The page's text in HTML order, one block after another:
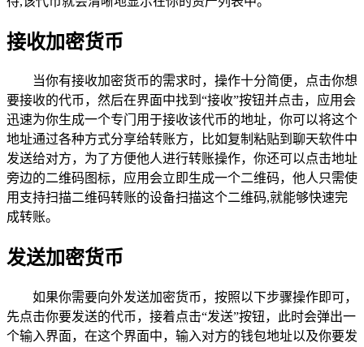
接收加密货币
当你有接收加密货币的需求时，操作十分简便，点击你想
要接收的代币，然后在界面中找到“接收”按钮并点击，应用会
迅速为你生成一个专门用于接收该代币的地址，你可以将这个
地址通过各种方式分享给转账方，比如复制粘贴到聊天软件中
发送给对方，为了方便他人进行转账操作，你还可以点击地址
旁边的二维码图标，应用会立即生成一个二维码，他人只需使
用支持扫描二维码转账的设备扫描这个二维码,就能够快速完
成转账。
发送加密货币
如果你需要向外发送加密货币，按照以下步骤操作即可，
先点击你要发送的代币，接着点击“发送”按钮，此时会弹出一
个输入界面，在这个界面中，输入对方的钱包地址以及你要发